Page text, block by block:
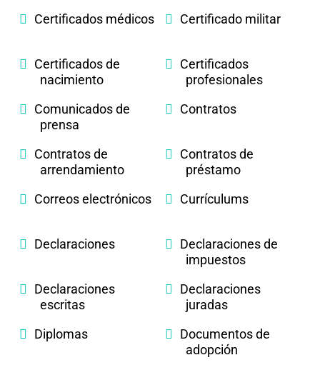
Certificados médicos
Certificado militar
Certificados de
nacimiento
Certificados
profesionales
Comunicados de
prensa
Contratos
Contratos de
arrendamiento
Contratos de
préstamo
Correos electrónicos
Currículums
Declaraciones
Declaraciones de
impuestos
Declaraciones
escritas
Declaraciones
juradas
Diplomas
Documentos de
adopción